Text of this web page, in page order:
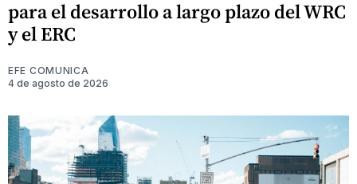
para el desarrollo a largo plazo del WRC
y el ERC
EFE COMUNICA
4 de agosto de 2026